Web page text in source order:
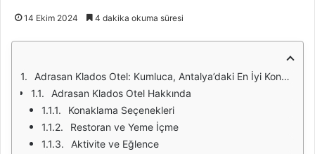
14 Ekim 2024 4 dakika okuma süresi
Adrasan Klados Otel: Kumluca, Antalya’daki En İyi Konaklama Seçenekleri
Adrasan Klados Otel Hakkında
Konaklama Seçenekleri
Restoran ve Yeme İçme
Aktivite ve Eğlence